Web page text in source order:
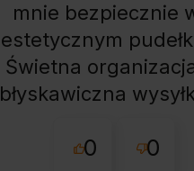
mnie bezpiecznie
estetycznym
Świetna
błyskawiczna
sklepu nie pierwszy
0 0